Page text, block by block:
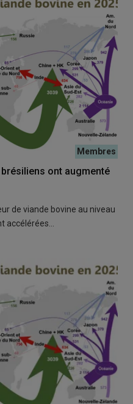
ont augmenté
de viande bovine au niveau
accélérées…